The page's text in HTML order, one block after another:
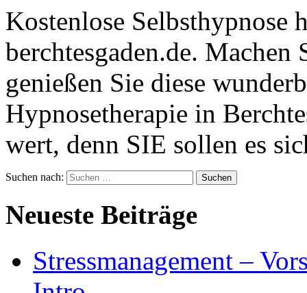
Kostenlose Selbsthypnose
berchtesgaden.de. Machen
genießen Sie diese
Hypnosetherapie in
wert, denn SIE sollen es
Suchen nach:
Neueste Beiträge
Stressmanagement –